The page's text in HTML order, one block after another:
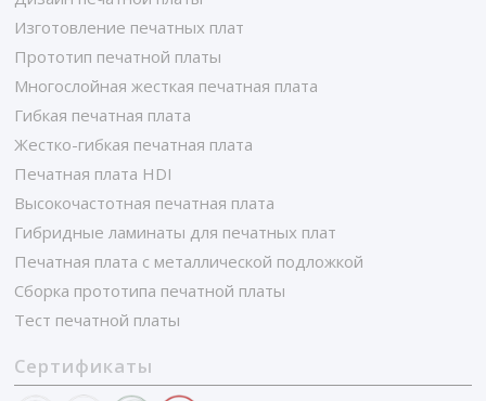
Изготовление печатных плат
Прототип печатной платы
Многослойная жесткая печатная плата
Гибкая печатная плата
Жестко-гибкая печатная плата
Печатная плата HDI
Высокочастотная печатная плата
Гибридные ламинаты для печатных плат
Печатная плата с металлической подложкой
Сборка прототипа печатной платы
Тест печатной платы
Сертификаты